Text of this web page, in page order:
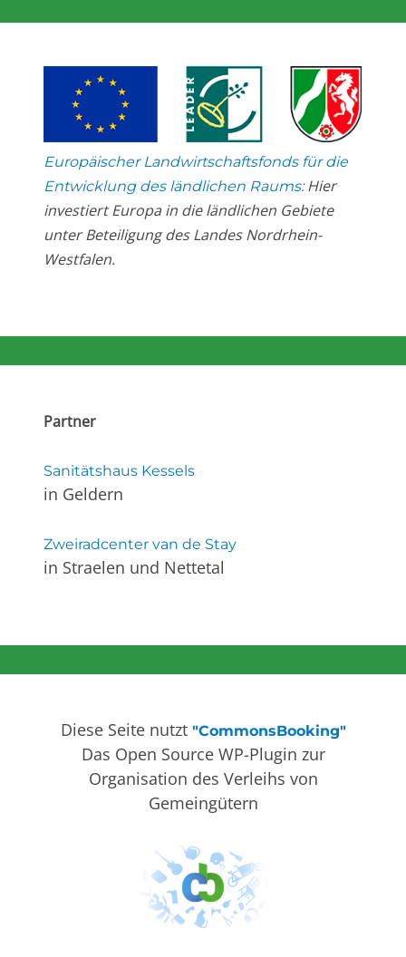
Europäischer Landwirtschaftsfonds für die
Entwicklung des ländlichen Raums:Hier
investiert Europa in die ländlichen Gebiete
unter Beteiligung des Landes Nordrhein-
Westfalen.
Partner
Sanitätshaus Kessels
in Geldern
Zweiradcenter van de Stay
in Straelen und Nettetal
Diese Seite nutzt "CommonsBooking"
Das Open Source WP-Plugin zur
Organisation des Verleihs von
Gemeingütern